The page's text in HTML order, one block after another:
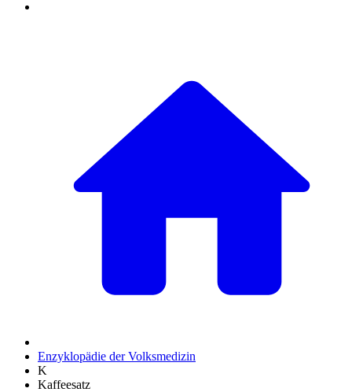
Enzyklopädie der Volksmedizin
K
Kaffeesatz